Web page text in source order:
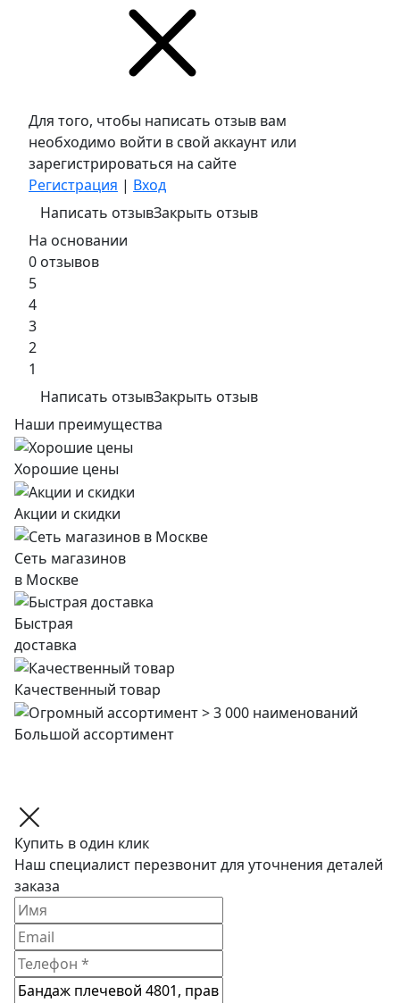
Для того, чтобы написать отзыв вам
необходимо войти в свой аккаунт или
зарегистрироваться на сайте
Регистрация | Вход
Написать отзывЗакрыть отзыв
На основании
0 отзывов
5
4
3
2
1
Написать отзывЗакрыть отзыв
Наши преимущества
Хорошие цены
Акции и скидки
Сеть магазинов
в Москве
Быстрая
доставка
Качественный товар
Большой ассортимент
Купить в один клик
Наш специалист перезвонит для уточнения деталей
заказа